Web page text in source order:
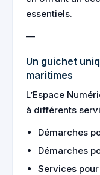
essentiels.
—
Un guichet
maritimes
L’Espace
à différents
Démarches
Démarches
Services